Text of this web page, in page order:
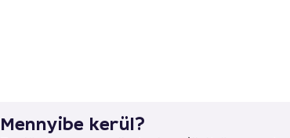
Mennyibe kerül?